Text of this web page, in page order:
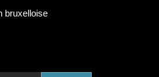
bruxelloise